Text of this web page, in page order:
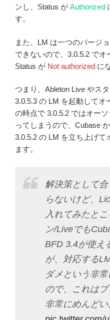
ンし、Status が Authorized
す。
また、LM は一つのバージ
できないので、3.0.5.2 で
Status が Not authorized に
つまり、Ableton Live やス
3.0.5.3 の LM を起動してオ
の時点で 3.0.5.2 ではオー
ってしまうので、Cubase
3.0.5.2 の LM を立ち上げて
ます。
解決策として
らないけど、
入れてみたと
ン/Liveでも
BFD 3.4が使え
が、対応する
ダメという非
ので、これはブ
非常にめんどい